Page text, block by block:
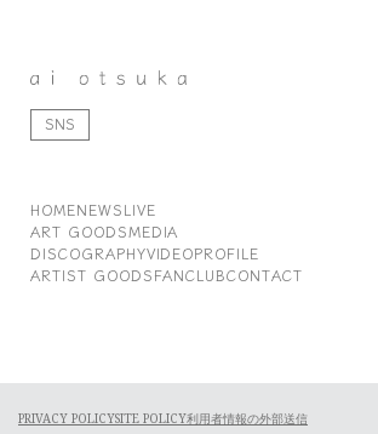
SNS
HOMENEWSLIVE
ART GOODSMEDIA
DISCOGRAPHYVIDEOPROFILE
ARTIST GOODSFANCLUBCONTACT
PRIVACY POLICYSITE POLICY利用者情報の外部送信